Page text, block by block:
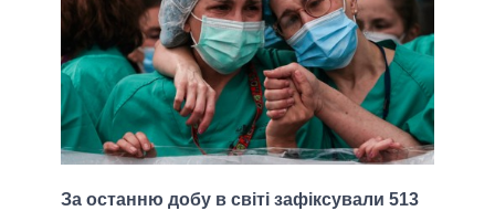
За останню добу в світі зафіксували 513